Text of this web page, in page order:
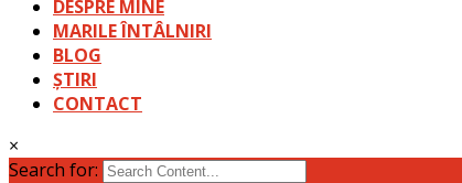
DESPRE MINE
MARILE ÎNTÂLNIRI
BLOG
ȘTIRI
CONTACT
×
Search for: